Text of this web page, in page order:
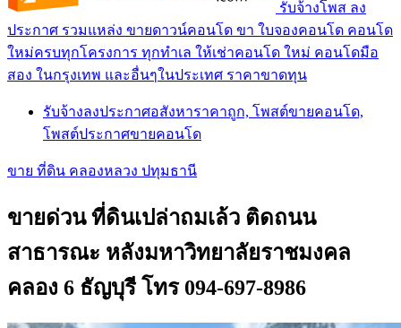
รับจ้างโพส ลง
ประกาศ รวมแหล่ง ขายดาวน์คอนโด ขา ใบจองคอนโด คอนโด
ใหม่ครบทุกโครงการ ทุกทำเล ให้เช่าคอนโด ใหม่ คอนโดมือ
สอง ในกรุงเทพ และอื่นๆในประเทศ ราคาขาดทุน
รับจ้างลงประกาศอสังหาราคาถูก, โพสต์ขายคอนโด,
โพสต์ประกาศขายคอนโด
ขาย ที่ดิน คลองหลวง ปทุมธานี
ขายด่วน ที่ดินเปล่าถมเล้ว ติดถนน
สาธารณะ หลังมหาวิทยาลัยราชมงคล
คลอง 6 ธัญบุรี โทร 094-697-8986